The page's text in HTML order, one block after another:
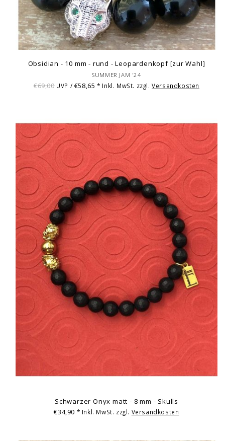
Obsidian - 10 mm - rund - Leopardenkopf [zur Wahl]
SUMMER JAM '24
€69,00 UVP / €58,65* Inkl. MwSt. zzgl.Versandkosten
Schwarzer Onyx matt - 8 mm - Skulls
€34,90 * Inkl. MwSt. zzgl. Versandkosten